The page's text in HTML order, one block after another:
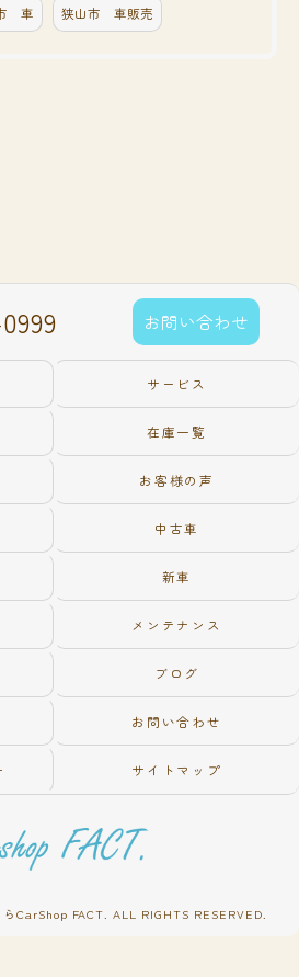
車 狭山市 車販売
お問い合わせ
サービス
在庫一覧
お客様の声
中古車
新車
メンテナンス
ブログ
お問い合わせ
サイトマップ
CarShop FACT. ALL RIGHTS RESERVED.